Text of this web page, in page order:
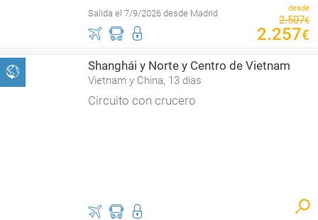
Salida el 7/9/2026 desde Madrid desde
2.507€
2.257€
Shanghái y Norte y Centro de Vietnam
Vietnam y China, 13 días
Circuito con crucero